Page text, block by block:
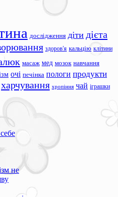
дослідження діти дієта
здоров'я кальцію клітини
масаж мед мозок навчання
очі печінка пологи продукти
харчування хропіння чай іграшки
не